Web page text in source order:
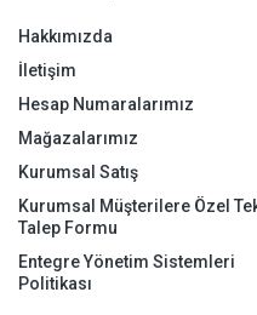
Hakkımızda
İletişim
Hesap Numaralarımız
Mağazalarımız
Kurumsal Satış
Kurumsal Müşterilere Özel
Talep Formu
Entegre Yönetim Sistemleri
Politikası